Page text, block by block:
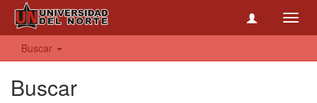
Buscar
Buscar